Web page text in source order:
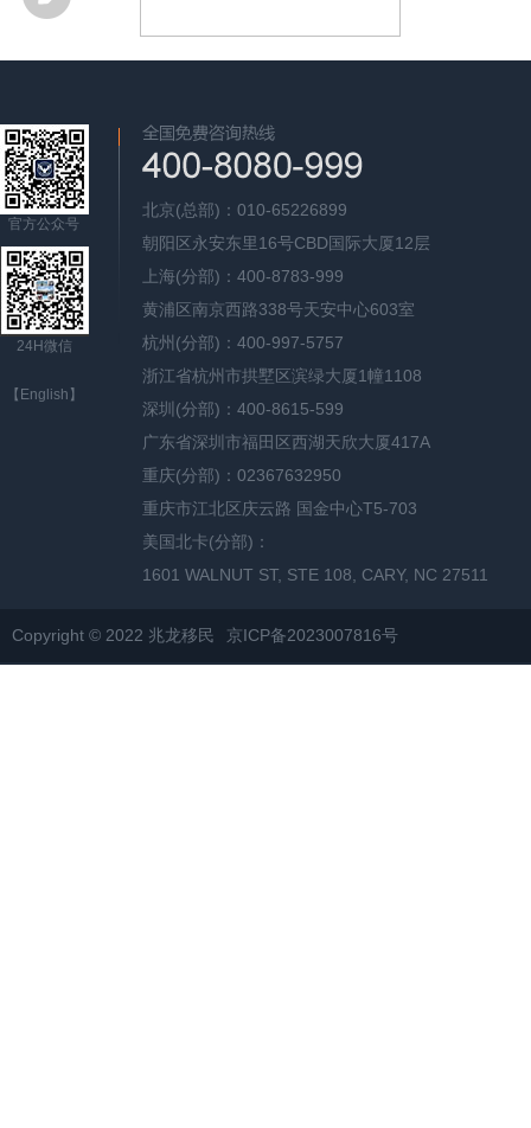
官方公众号
24H微信
【English】
北京(总部)：010-65226899
朝阳区永安东里16号CBD国际大厦12层
上海(分部)：400-8783-999
黄浦区南京西路338号天安中心603室
杭州(分部)：400-997-5757
浙江省杭州市拱墅区滨绿大厦1幢1108
深圳(分部)：400-8615-599
广东省深圳市福田区西湖天欣大厦417A
重庆(分部)：02367632950
重庆市江北区庆云路 国金中心T5-703
美国北卡(分部)：
1601 WALNUT ST, STE 108, CARY, NC 27511
Copyright © 2022 兆龙移民 京ICP备2023007816号